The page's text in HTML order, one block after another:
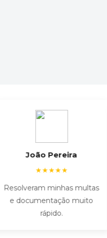
João Pereira
★★★★★
minhas multas
e documentação muito
rápido.